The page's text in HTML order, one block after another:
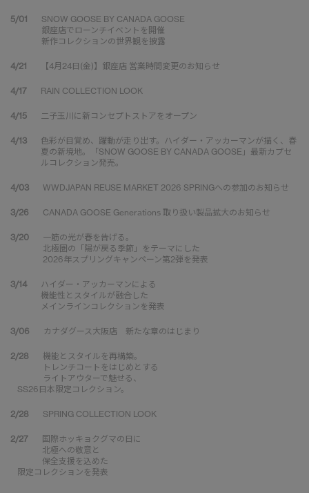
5/01
SNOW GOOSE BY CANADA GOOSE
銀座店でローンチイベントを開催
新作コレクションの世界観を披露
4/21 【4月24日(金)】銀座店 営業時間変更のお知らせ
4/17 RAIN COLLECTION LOOK
4/15 二子玉川に新コンセプトストアをオープン
4/13
色彩が目覚め、躍動が走り出す。ハイダー・アッカーマンが描く、春
夏の新境地。「SNOW GOOSE BY CANADA GOOSE」最新カプセ
ルコレクション発売。
4/03 WWDJAPAN REUSE MARKET 2026 SPRINGへの参加のお知らせ
3/26 CANADA GOOSE Generations 取り扱い製品拡大のお知らせ
3/20
一筋の光が春を告げる。
北極圏の「陽が戻る季節」をテーマにした
2026年スプリングキャンペーン第2弾を発表
3/14
ハイダー・アッカーマンによる
機能性とスタイルが融合した
メインラインコレクションを発表
3/06 カナダグース大阪店 新たな章のはじまり
2/28
機能とスタイルを再構築。
トレンチコートをはじめとする
ライトアウターで魅せる、
SS26日本限定コレクション。
2/28 SPRING COLLECTION LOOK
2/27
国際ホッキョクグマの日に
北極への敬意と
保全支援を込めた
限定コレクションを発表